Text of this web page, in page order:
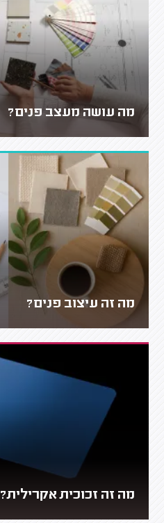
מה עושה מעצב פנים?
מה זה עיצוב פנים?
מה זה זכוכית אקרילית?